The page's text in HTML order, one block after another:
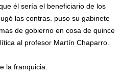
él sería el beneficiario de los
las contras. puso su gabinete
de gobierno en cosa de quince
al profesor Martín Chaparro.
la franquicia.